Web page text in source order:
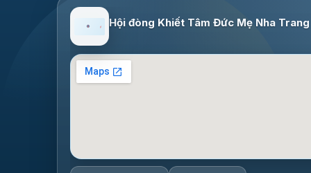
Hội đòng Khiết Tâm Đức Mẹ Nha Trang